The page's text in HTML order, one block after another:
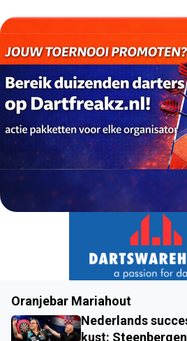
Oranjebar Mariahout
Nederlands
kust: